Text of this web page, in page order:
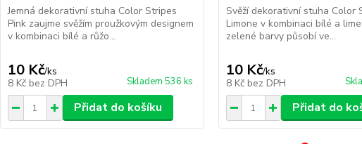
Jemná dekorativní stuha Color Stripes
Pink zaujme svěžím proužkovým designem
v kombinaci bílé a růžo...
10 Kč/ks
8 Kč bez DPH Skladem 536 ks
Přidat do košíku
Svěží dekorativní stuha Color
Limone v kombinaci bílé a
zelené barvy působí ve...
10 Kč/ks
8 Kč bez DPH
Přidat do